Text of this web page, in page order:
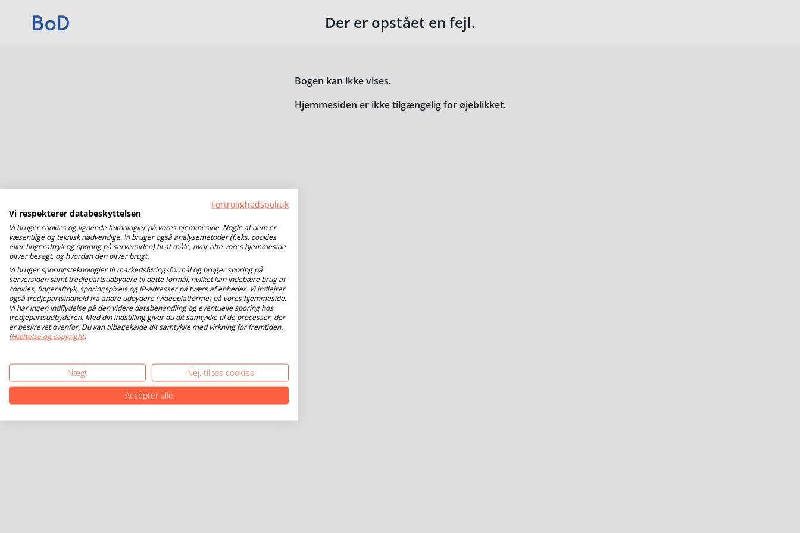
Der er opstået en fejl.
Bogen kan ikke vises.
Hjemmesiden er ikke tilgængelig for øjeblikket.
Fortrolighedspolitik
Vi respekterer databeskyttelsen
Vi bruger cookies og lignende teknologier på vores hjemmeside. Nogle af dem er
væsentlige og teknisk nødvendige. Vi bruger også analysemetoder (f.eks. cookies
eller fingeraftryk og sporing på serversiden) til at måle, hvor ofte vores hjemmeside
bliver besøgt, og hvordan den bliver brugt.
Vi bruger sporingsteknologier til markedsføringsformål og bruger sporing på
serversiden samt tredjepartsudbydere til dette formål, hvilket kan indebære brug af
cookies, fingeraftryk, sporingspixels og IP-adresser på tværs af enheder. Vi indlejrer
også tredjepartsindhold fra andre udbydere (videoplatforme) på vores hjemmeside.
Vi har ingen indflydelse på den videre databehandling og eventuelle sporing hos
tredjepartsudbyderen. Med din indstilling giver du dit samtykke til de processer, der
er beskrevet ovenfor. Du kan tilbagekalde dit samtykke med virkning for fremtiden.
(Hæftelse og copyright)
Nægt
Nej, tilpas cookies
Accepter alle